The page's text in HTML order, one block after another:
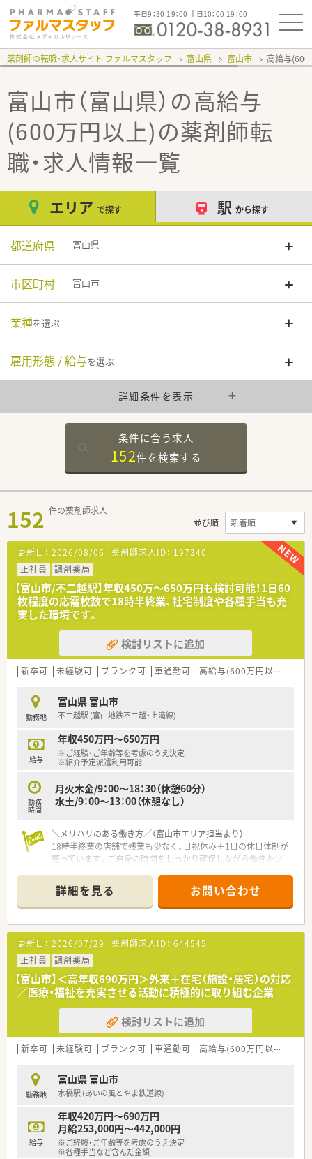
平日9：30-19：00 土日10：00-19：00
薬剤師の転職・求人サイト ファルマスタッフ 富山県 富山市 高給与
富山市（富山県）の高給与
(600万円以上)の薬剤師転
職・求人情報一覧
エリア で探す 駅 から探す
都道府県 富山県
市区町村 富山市
業種を選ぶ
雇用形態 / 給与を選ぶ
詳細条件を表示
条件に合う求人
152件を検索する
152 件の薬剤師求人
並び順
更新日： 2026/08/06 薬剤師求人ID： 197340
正社員
調剤薬局
【富山市/不二越駅】年収450万〜650万円も検討可能！1日60
枚程度の応需枚数で18時半終業、社宅制度や各種手当も充
実した環境です。
検討リストに追加
新卒可 未経験可 ブランク可 車通勤可 高給与(600万円以上)
勤務地
富山県 富山市
不二越駅 (富山地鉄不二越・上滝線)
給与
年収450万円～650万円
※ご経験・ご年齢等を考慮のうえ決定
※紹介予定派遣利用可能
勤務
時間
月火木金/9：00～18：30（休憩60分）
水土/9：00～13：00（休憩なし）
＼メリハリのある働き方／（富山市エリア担当より）
18時半終業の店舗で残業も少なく、日祝休み＋1日の休日体制が
整っています。ご自身の時間をしっかり確保しながら働きたい
＊------------------------------------------＊
【店舗情報と応需状況について】
■不二越駅から車で6分の立地にあり、近隣のクリニックからの
処方をメインに受け付けています。
■主な応需科目は内科で、1日あたりの処方箋枚数は平均60枚程
度と落ち着いたペースで業務を行えます。
■薬剤師は常時4名体制で運用しており、事務スタッフも在籍し
ているため安心して働ける環境です。
【募集背景と求める人物像について】
■地域医療の需要拡大と体制強化に伴い、新しく正社員として活
躍していただける薬剤師を募集しています。
■患者様に思いやりの心を持って誠実に向き合える姿勢と、チー
ムワークを大切にする方を歓迎いたします。
きに学ぼうとする意欲がある方を求めています。
【法人特徴について】
■北陸エリアを中心に24店舗の調剤薬局を展開しており、地域
に根ざした医療サービスを提供しています。
■会社全体で在宅業務に非常に注力しており、個人宅訪問や終末
期ケアなど高度な在宅医療も実施しています。
詳細を見る お問い合わせ
更新日： 2026/07/29 薬剤師求人ID： 644545
正社員
調剤薬局
【富山市】＜高年収690万円＞外来＋在宅（施設・居宅）の対応
／医療・福祉を充実させる活動に積極的に取り組む企業
検討リストに追加
新卒可 未経験可 ブランク可 車通勤可 高給与(600万円以上)
勤務地
富山県 富山市
水橋駅 (あいの風とやま鉄道線)
給与
年収420万円～690万円
月給253,000円～442,000円
※ご経験・ご年齢等を考慮のうえ決定
※各種手当など含んだ金額